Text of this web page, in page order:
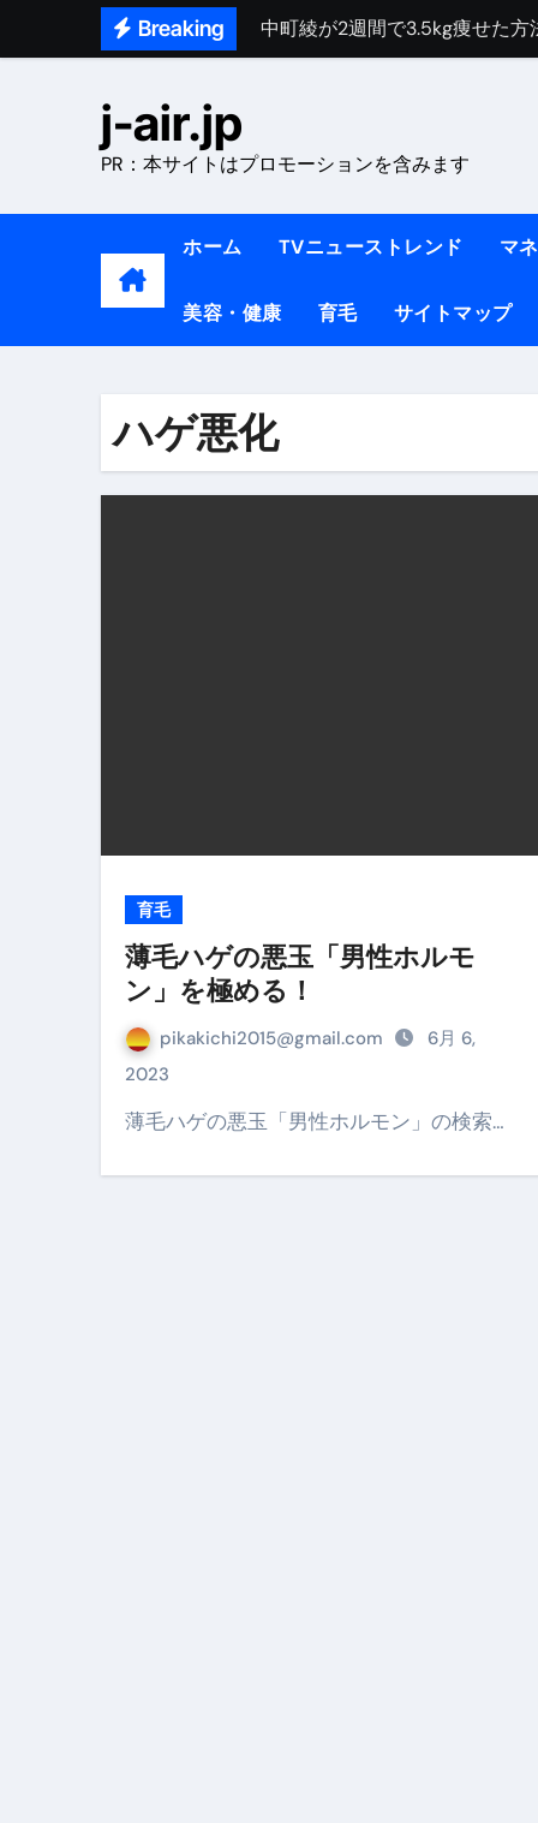
Breaking
中町綾が2週間で3.5kg痩せた
【ダイエット迷子必見】38歳
【美容】ダイエットに対する
【1日ダイエットルーティン
『葬送のフリーレン』の学び｜
山梨県震度6弱と富士山噴火の
Cookie同意管理ツール「
この動画は国にすぐ消されま
【2023年最新】金融ブラック
個人事業主は銀行から融資を受
【誰でも出来る】3万円が10％
【超高騰】爆上がりしたビッ
Q：借りた借金を返さなくてい
【ひろゆき】借金1億円あり
ムームードメイン 2月のおす
j-air.jp
PR：本サイトはプロモーションを含みます
ホーム TVニューストレンド マ
美容・健康 育毛 サイトマップ
ハゲ悪化
育毛
薄毛ハゲの悪玉「男性ホルモ
ン」を極める！
pikakichi2015@gmail.com
6月 6,
2023
薄毛ハゲの悪玉「男性ホルモン」の検索…